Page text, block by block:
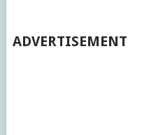
ADVERTISEMENT